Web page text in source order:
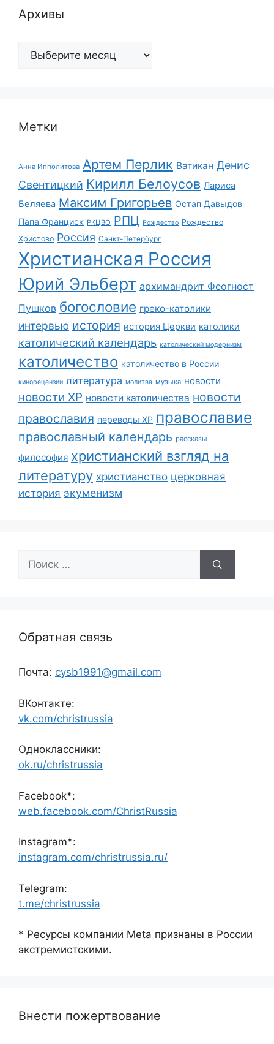
Архивы
Архивы
Метки
Анна Ипполитова Артем Перлик Ватикан Денис
Свентицкий Кирилл Белоусов Лариса
Беляева Максим Григорьев Остап Давыдов
Папа Франциск РКЦВО РПЦ Рождество Рождество
Христово Россия Санкт-Петербург
Христианская Россия
Юрий Эльберт архимандрит Феогност
Пушков богословие греко-католики
интервью история история Церкви католики
католический календарь католический модернизм
католичество католичество в России
кинорецензии литература молитва музыка новости
новости ХР новости католичества новости
православия переводы ХР православие
православный календарь рассказы
философия христианский взгляд на
литературу христианство церковная
история экуменизм
Поиск:
Обратная связь
Почта: cysb1991@gmail.com
ВКонтакте:
vk.com/christrussia
Одноклассники:
ok.ru/christrussia
Facebook*:
web.facebook.com/ChristRussia
Instagram*:
instagram.com/christrussia.ru/
Telegram:
t.me/christrussia
* Ресурсы компании Meta признаны в России
экстремистскими.
Внести пожертвование